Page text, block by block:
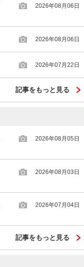
2026年08月06日
2026年08月06日
2026年07月22日
記事をもっと見る
2026年08月05日
2026年08月03日
2026年07月04日
記事をもっと見る